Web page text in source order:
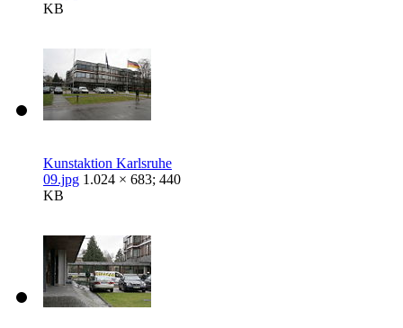
KB
Kunstaktion Karlsruhe
09.jpg 1.024 × 683; 440
KB